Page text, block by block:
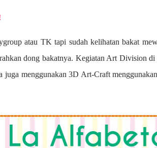
atau TK tapi sudah kelihatan bakat
dong bakatnya. Kegiatan Art Division
juga menggunakan 3D Art-Craft